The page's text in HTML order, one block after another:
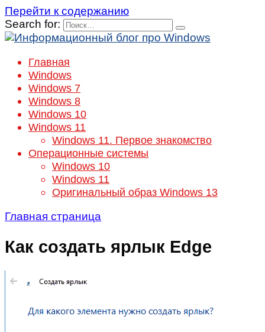
Перейти к содержанию
Search for:
Главная
Windows
Windows 7
Windows 8
Windows 10
Windows 11
Windows 11. Первое знакомство
Операционные системы
Windows 10
Windows 11
Оригинальный образ Windows 13
Главная страница
Как создать ярлык Edge